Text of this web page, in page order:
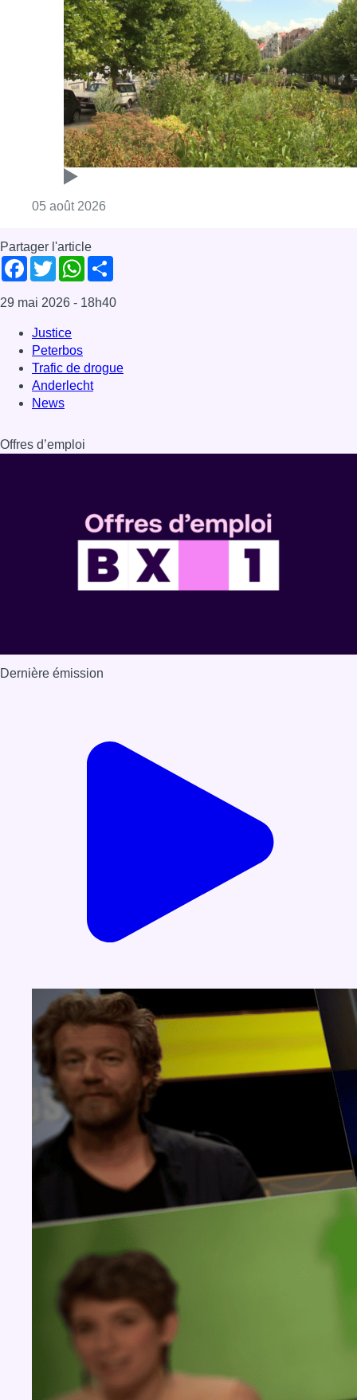
05 août 2026
Partager l'article
Facebook
TwitterWhatsApp
29 mai 2026 - 18h40
Justice
Peterbos
Trafic de drogue
Anderlecht
News
Offres d’emploi
Dernière émission